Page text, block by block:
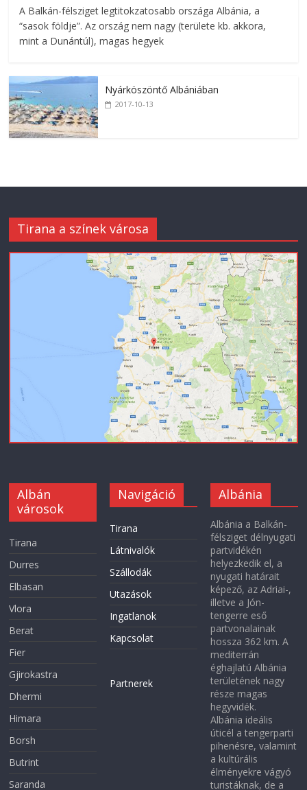
A Balkán-félsziget legtitokzatosabb országa Albánia, a
“sasok földje”. Az ország nem nagy (területe kb. akkora,
mint a Dunántúl), magas hegyek
Nyárköszöntő Albániában
2017-10-13
Tirana a színek városa
Albán
városok
Tirana
Durres
Elbasan
Vlora
Berat
Fier
Gjirokastra
Dhermi
Himara
Borsh
Butrint
Saranda
Navigáció
Tirana
Látnivalók
Szállodák
Utazások
Ingatlanok
Kapcsolat
Partnerek
Albánia
Albánia a Balkán-
félsziget délnyugati
partvidékén
helyezkedik el, a
nyugati határait
képező, az Adriai-,
illetve a Jón-
tengerre eső
partvonalainak
hossza 362 km. A
mediterrán
éghajlatú Albánia
területének nagy
része magas
hegyvidék.
Albánia ideális
úticél a tengerparti
pihenésre, valamint
a kultúrális
élményekre vágyó
turistáknak, de a